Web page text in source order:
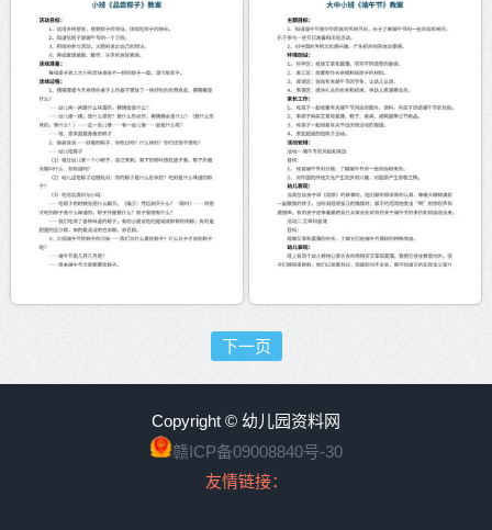
下一页
Copyright © 幼儿园资料网
赣ICP备09008840号-30
友情链接：